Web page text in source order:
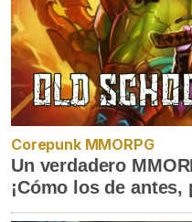
Corepunk MMORPG
Un verdadero
¡Cómo los de antes,